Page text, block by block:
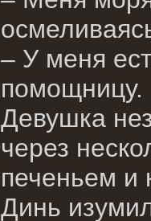
– У меня
помощницу.
Девушка
через
печеньем и
Динь